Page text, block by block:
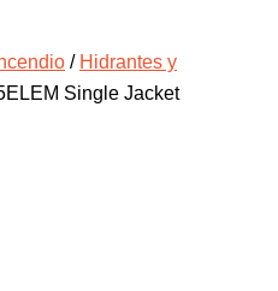
/ Hidrantes y
Single Jacket